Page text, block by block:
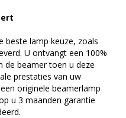
beste lamp keuze, zoals
U ontvangt een 100%
de beamer toen u deze
prestaties van uw
originele beamerlamp
u 3 maanden garantie